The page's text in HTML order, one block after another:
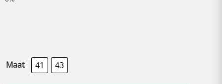
Maat 41 43